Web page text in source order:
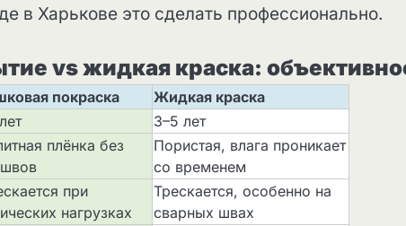
в Харькове это сделать профессионально.
vs жидкая краска:
покраска
Жидкая краска
3–5 лет
плёнка без
Пористая, влага проникает
со временем
при
нагрузках
Трескается, особенно на
сварных швах